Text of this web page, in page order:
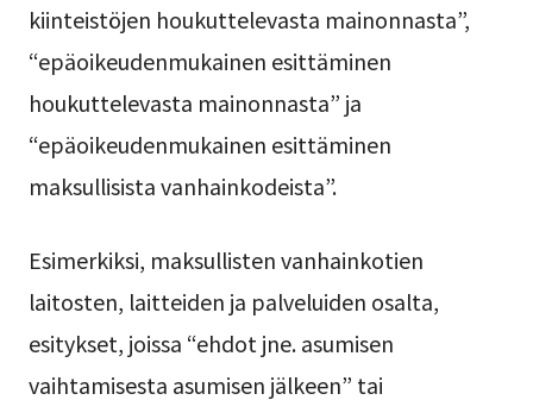
kiinteistöjen houkuttelevasta mainonnasta”,
“epäoikeudenmukainen esittäminen
houkuttelevasta mainonnasta” ja
“epäoikeudenmukainen esittäminen
maksullisista vanhainkodeista”.
Esimerkiksi, maksullisten vanhainkotien
laitosten, laitteiden ja palveluiden osalta,
esitykset, joissa “ehdot jne. asumisen
vaihtamisesta asumisen jälkeen” tai